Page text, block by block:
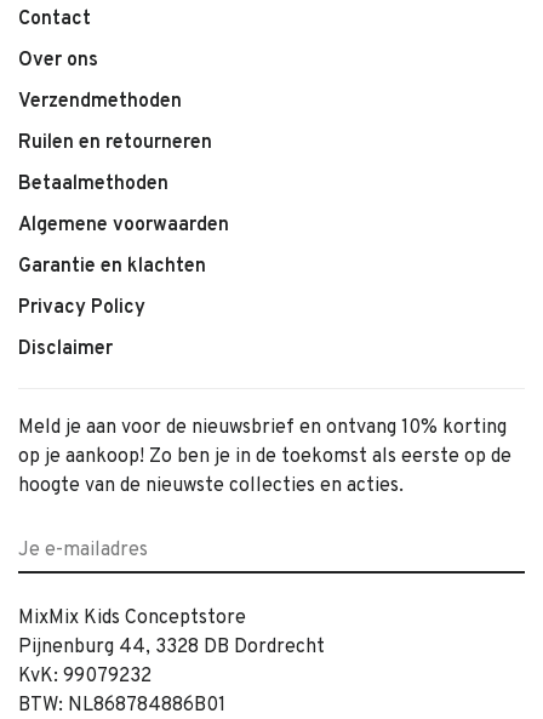
Contact
Over ons
Verzendmethoden
Ruilen en retourneren
Betaalmethoden
Algemene voorwaarden
Garantie en klachten
Privacy Policy
Disclaimer
Meld je aan voor de nieuwsbrief en ontvang 10% korting
op je aankoop! Zo ben je in de toekomst als eerste op de
hoogte van de nieuwste collecties en acties.
MixMix Kids Conceptstore
Pijnenburg 44, 3328 DB Dordrecht
KvK: 99079232
BTW: NL868784886B01